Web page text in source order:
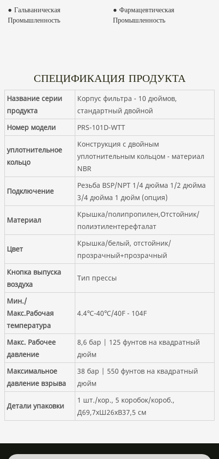
● Гальваническая
Промышленность
● Фармацевтическая
Промышленность
СПЕЦИФИКАЦИЯ ПРОДУКТА
Название серии
продукта
Корпус фильтра - 10 дюймов,
стандартный двойной
Номер модели
PRS-101D-WTT
уплотнительное
кольцо
Конструкция с двойным
уплотнительным кольцом - материал
NBR
Подключение
Резьба BSP/NPT 1/4 дюйма 1/2 дюйма
3/4 дюйма 1 дюйм (опция)
Материал
Крышка/полипропилен,Отстойник/
полиэтилентерефталат
Цвет
Крышка/белый, отстойник/
прозрачный+прозрачный
Кнопка выпуска
воздуха
Тип прессы
Мин./
Макс.Рабочая
температура
4.4℃-40℃/40F - 104F
Макс. Рабочее
давление
8,6 бар | 125 фунтов на квадратный
дюйм
Максимальное
давление взрыва
38 бар | 550 фунтов на квадратный
дюйм
Детали упаковки
1 шт./кор., 5 коробок/короб.,
Д69,7xШ26xВ37,5 см